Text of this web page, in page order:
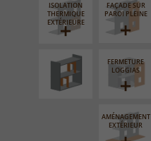
ISOLATION
THERMIQUE
EXTÉRIEURE
FAÇADE SUR
PAROI PLEINE
RÉAMÉNAGEMENT
INTÉRIEUR
FERMETURE
LOGGIAS
AMÉNAGEMENT
EXTÉRIEUR